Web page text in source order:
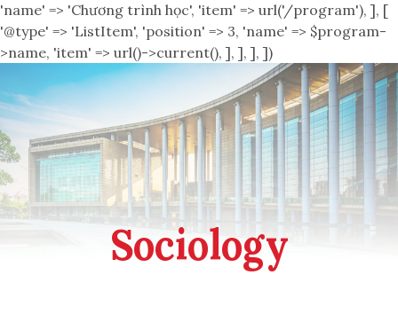
'name' => 'Chương trình học', 'item' => url('/program'), ], [
'@type' => 'ListItem', 'position' => 3, 'name' => $program-
>name, 'item' => url()->current(), ], ], ], ])
Sociology